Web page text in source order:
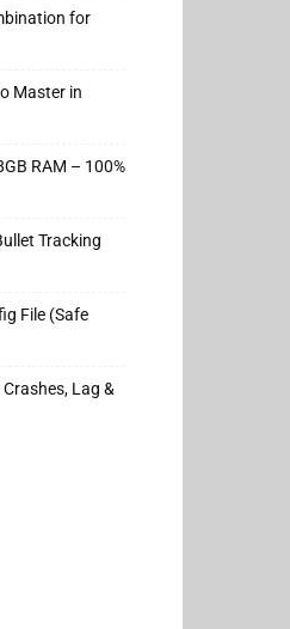
for
Master in
RAM – 100%
Tracking
File (Safe
Lag &